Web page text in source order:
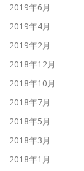
2019年6月
2019年4月
2019年2月
2018年12月
2018年10月
2018年7月
2018年5月
2018年3月
2018年1月